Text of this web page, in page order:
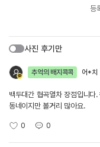
등
사진 후기만
추억의 배지콕콕 어*치
백두대간 협곡열차 장점입니
동네이지만 볼거리 많아요.
0 0